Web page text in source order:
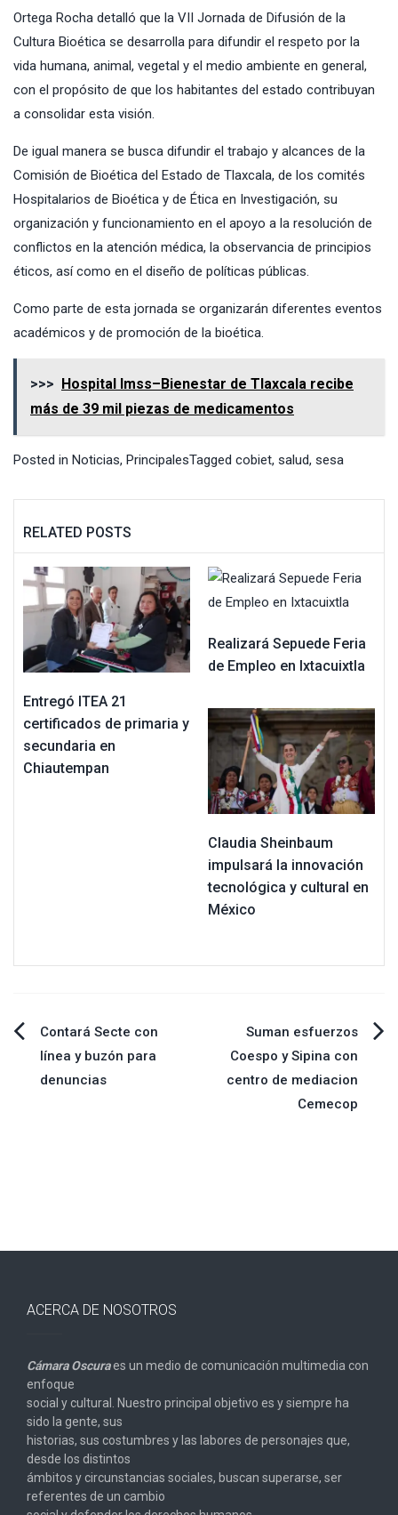
Ortega Rocha detalló que la VII Jornada de Difusión de la
Cultura Bioética se desarrolla para difundir el respeto por la
vida humana, animal, vegetal y el medio ambiente en general,
con el propósito de que los habitantes del estado contribuyan
a consolidar esta visión.
De igual manera se busca difundir el trabajo y alcances de la
Comisión de Bioética del Estado de Tlaxcala, de los comités
Hospitalarios de Bioética y de Ética en Investigación, su
organización y funcionamiento en el apoyo a la resolución de
conflictos en la atención médica, la observancia de principios
éticos, así como en el diseño de políticas públicas.
Como parte de esta jornada se organizarán diferentes eventos
académicos y de promoción de la bioética.
>>> Hospital Imss–Bienestar de Tlaxcala recibe
más de 39 mil piezas de medicamentos
Posted in Noticias, PrincipalesTagged cobiet, salud, sesa
RELATED POSTS
Entregó ITEA 21
certificados de primaria y
secundaria en
Chiautempan
Realizará Sepuede Feria
de Empleo en Ixtacuixtla
Claudia Sheinbaum
impulsará la innovación
tecnológica y cultural en
México
Navegación
de
Contará Secte con
línea y buzón para
denuncias
Suman esfuerzos
Coespo y Sipina con
centro de mediacion
Cemecop
ACERCA DE NOSOTROS
Cámara Oscuraes un medio de comunicación multimedia con
enfoque
social y cultural. Nuestro principal objetivo es y siempre ha
sido la gente, sus
historias, sus costumbres y las labores de personajes que,
desde los distintos
ámbitos y circunstancias sociales, buscan superarse, ser
referentes de un cambio